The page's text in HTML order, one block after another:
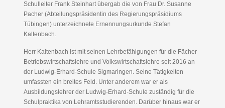
Schulleiter Frank Steinhart übergab die von Frau Dr. Susanne
Pacher (Abteilungspräsidentin des Regierungspräsidiums
Tübingen) unterzeichnete Ernennungsurkunde Stefan
Kaltenbach.
Herr Kaltenbach ist mit seinen Lehrbefähigungen für die Fächer
Betriebswirtschaftslehre und Volkswirtschaftslehre seit 2016 an
der Ludwig-Erhard-Schule Sigmaringen. Seine Tätigkeiten
umfassten ein breites Feld. Unter anderem war er als
Ausbildungslehrer der Ludwig-Erhard-Schule zuständig für die
Schulpraktika von Lehramtsstudierenden. Darüber hinaus war er